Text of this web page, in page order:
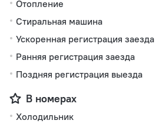
Отопление
Стиральная машина
Ускоренная регистрация заезда
Ранняя регистрация заезда
Поздняя регистрация выезда
В номерах
Холодильник